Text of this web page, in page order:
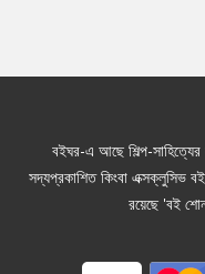
বইঘর-এ আছে শিল্প-সাহিত্যের
সদ্যপ্রকাশিত কিংবা
রয়েছে 'বই